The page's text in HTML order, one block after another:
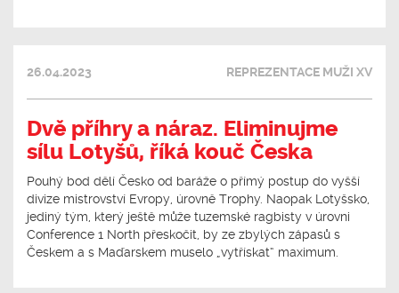
26.04.2023 REPREZENTACE MUŽI XV
Dvě příhry a náraz. Eliminujme
sílu Lotyšů, říká kouč Česka
Pouhý bod dělí Česko od baráže o přímý postup do vyšší
divize mistrovství Evropy, úrovně Trophy. Naopak Lotyšsko,
jediný tým, který ještě může tuzemské ragbisty v úrovni
Conference 1 North přeskočit, by ze zbylých zápasů s
Českem a s Maďarskem muselo „vytřískat“ maximum.